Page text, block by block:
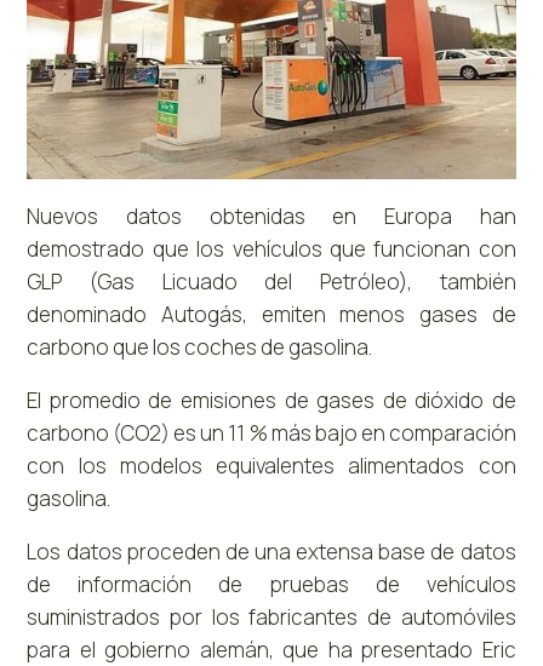
Nuevos datos obtenidas en Europa han
demostrado que los vehículos que funcionan con
GLP (Gas Licuado del Petróleo), también
denominado Autogás, emiten menos gases de
carbono que los coches de gasolina.
El promedio de emisiones de gases de dióxido de
carbono (CO2) es un 11 % más bajo en comparación
con los modelos equivalentes alimentados con
gasolina.
Los datos proceden de una extensa base de datos
de información de pruebas de vehículos
suministrados por los fabricantes de automóviles
para el gobierno alemán, que ha presentado Eric